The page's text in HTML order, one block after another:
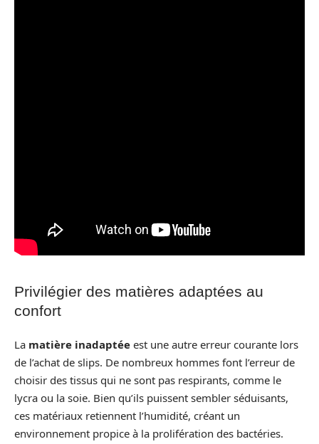
Privilégier des matières adaptées au
confort
La matière inadaptée est une autre erreur courante lors
de l’achat de slips. De nombreux hommes font l’erreur de
choisir des tissus qui ne sont pas respirants, comme le
lycra ou la soie. Bien qu’ils puissent sembler séduisants,
ces matériaux retiennent l’humidité, créant un
environnement propice à la prolifération des bactéries.